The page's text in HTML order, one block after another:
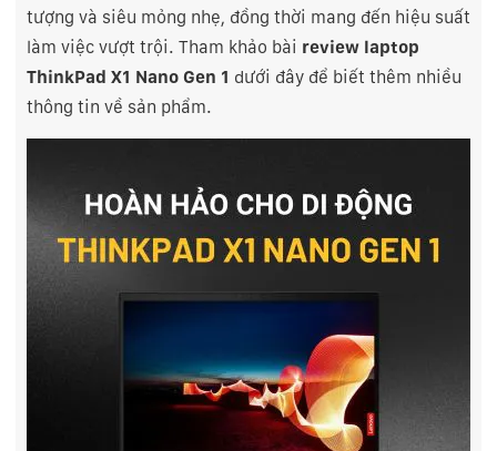
tượng và siêu mỏng nhẹ, đồng thời mang đến hiệu suất
làm việc vượt trội. Tham khảo bài review laptop
ThinkPad X1 Nano Gen 1 dưới đây để biết thêm nhiều
thông tin về sản phẩm.